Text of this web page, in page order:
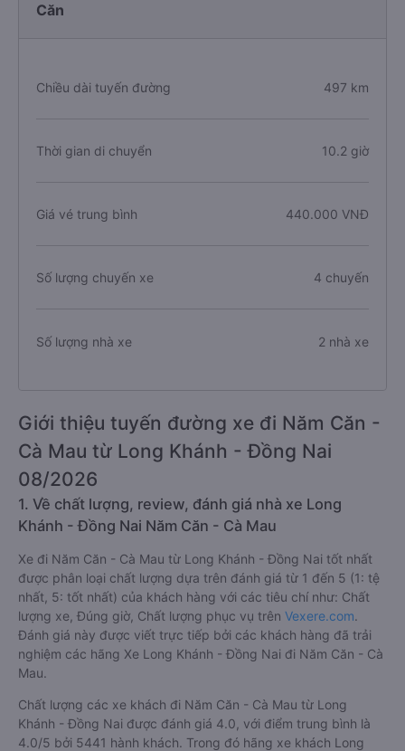
Căn
Chiều dài tuyến đường 497 km
Thời gian di chuyển 10.2 giờ
Giá vé trung bình 440.000 VNĐ
Số lượng chuyến xe 4 chuyến
Số lượng nhà xe 2 nhà xe
Giới thiệu tuyến đường xe đi Năm Căn -
Cà Mau từ Long Khánh - Đồng Nai
08/2026
1. Về chất lượng, review, đánh giá nhà xe Long
Khánh - Đồng Nai Năm Căn - Cà Mau
Xe đi Năm Căn - Cà Mau từ Long Khánh - Đồng Nai tốt nhất
được phân loại chất lượng dựa trên đánh giá từ 1 đến 5 (1: tệ
nhất, 5: tốt nhất) của khách hàng với các tiêu chí như: Chất
lượng xe, Đúng giờ, Chất lượng phục vụ trên Vexere.com.
Đánh giá này được viết trực tiếp bởi các khách hàng đã trải
nghiệm các hãng Xe Long Khánh - Đồng Nai đi Năm Căn - Cà
Mau.
Chất lượng các xe khách đi Năm Căn - Cà Mau từ Long
Khánh - Đồng Nai được đánh giá 4.0, với điểm trung bình là
4.0/5 bởi 5441 hành khách. Trong đó hãng xe khách Long